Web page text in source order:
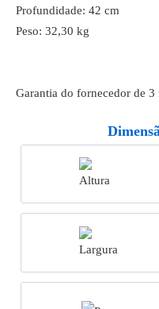
Profundidade: 42 cm
Peso: 32,30 kg
Garantia do fornecedor de 3